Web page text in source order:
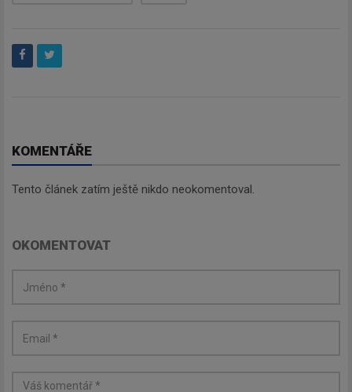
KOMENTÁŘE
Tento článek zatím ještě nikdo neokomentoval.
OKOMENTOVAT